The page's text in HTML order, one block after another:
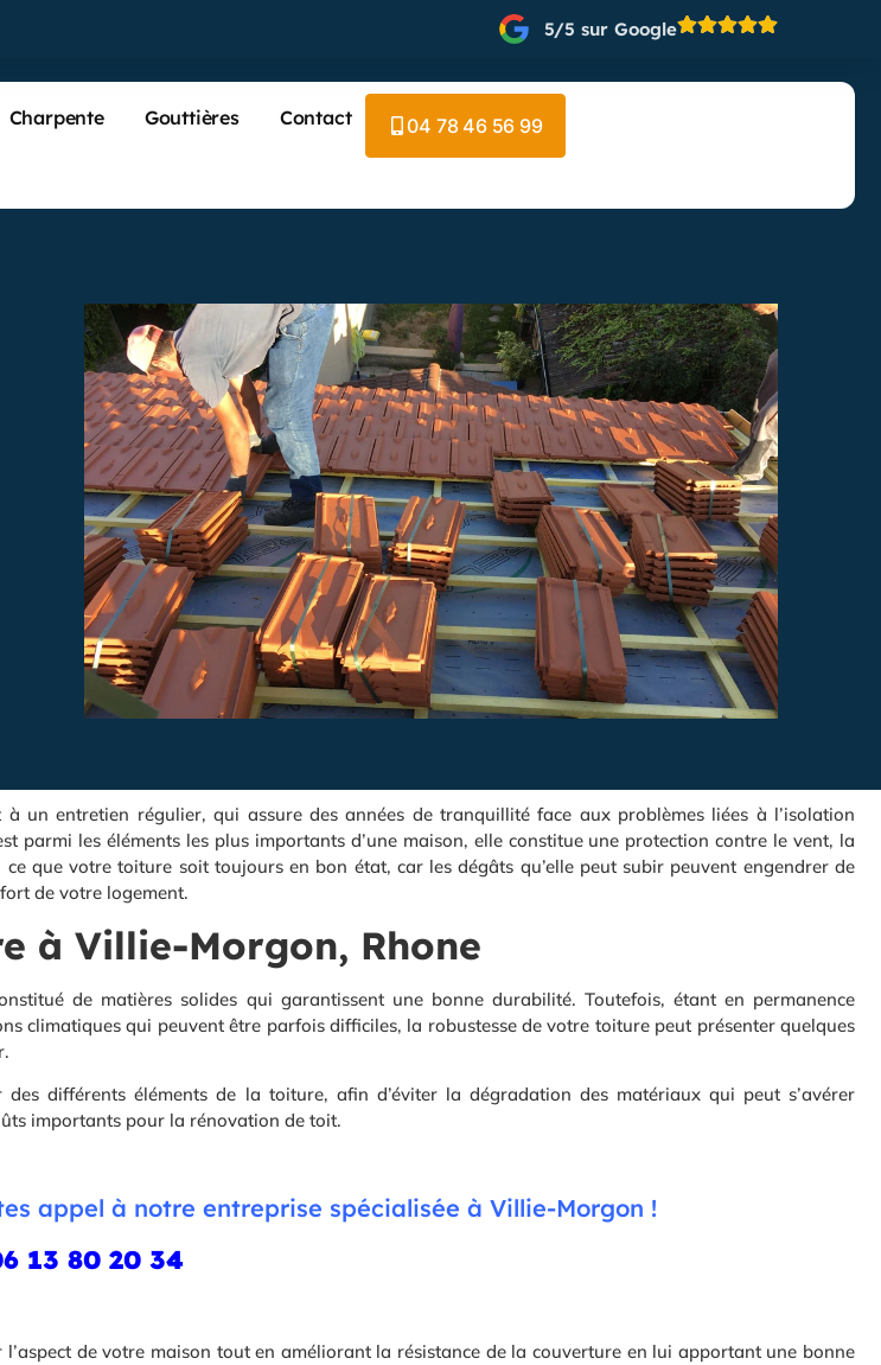
5/5 sur Google
Charpente Gouttières Contact 04 78 46 56 99
un entretien régulier, qui assure des années de tranquillité face aux problèmes liées à l’isolation
parmi les éléments les plus importants d’une maison, elle constitue une protection contre le vent, la
que votre toiture soit toujours en bon état, car les dégâts qu’elle peut subir peuvent engendrer de
de votre logement.
à Villie-Morgon, Rhone
de matières solides qui garantissent une bonne durabilité. Toutefois, étant en permanence
climatiques qui peuvent être parfois difficiles, la robustesse de votre toiture peut présenter quelques
différents éléments de la toiture, afin d’éviter la dégradation des matériaux qui peut s’avérer
importants pour la rénovation de toit.
appel à notre entreprise spécialisée à Villie-Morgon !
13 80 20 34
de votre maison tout en améliorant la résistance de la couverture en lui apportant une bonne